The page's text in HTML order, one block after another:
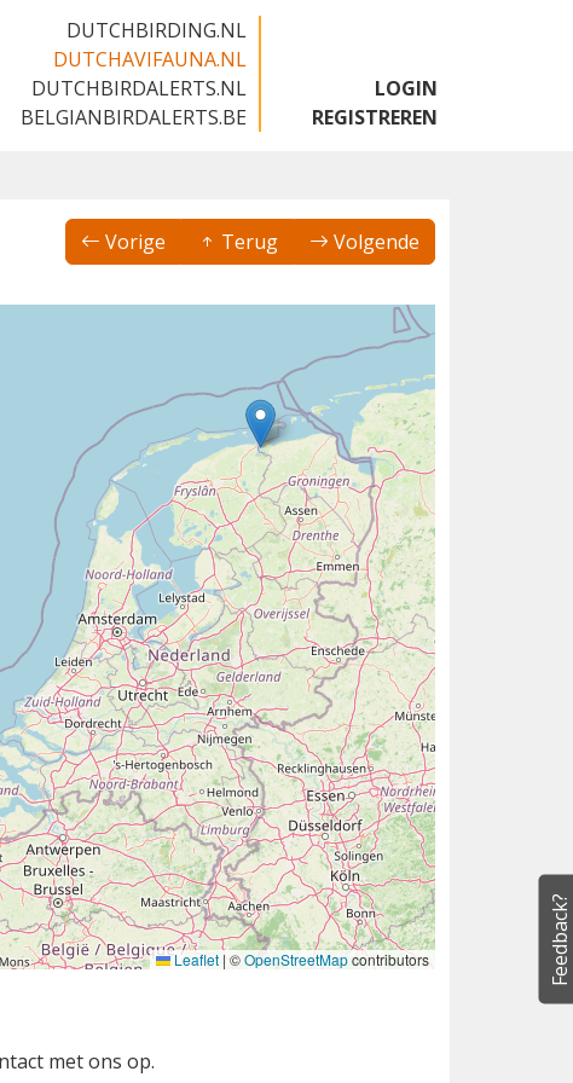
DUTCHBIRDING.NL
DUTCHAVIFAUNA.NL
DUTCHBIRDALERTS.NL
BELGIANBIRDALERTS.BE
LOGIN
REGISTREREN
Vorige Terug Volgende
Leaflet |©OpenStreetMapcontributors
met ons op.
Feedback?